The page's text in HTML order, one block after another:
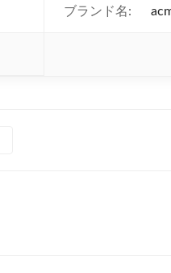
ブランド名: